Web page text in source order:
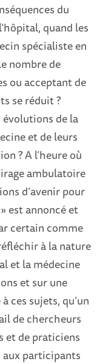
du
quand les
spécialiste en
nombre de
ou acceptant de
se réduit ?
évolutions de la
et de leurs
? A l’heure où
ambulatoire
d’avenir pour
est annoncé et
certain comme
à la nature
et la médecine
et sur une
ces sujets, qu’un
de chercheurs
et de praticiens
aux participants